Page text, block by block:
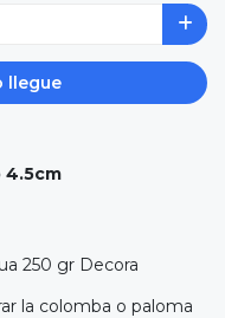
llegue
4.5cm
250 gr Decora
la colomba o paloma